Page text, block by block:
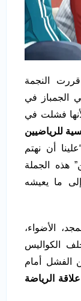
قررت النجمة
الجمباز في
فشلت في
للرياضيين
أن نهتم
هذه الجملة
ما يعيشه
الأضواء،
الكواليس
الفشل أمام
الرياضة